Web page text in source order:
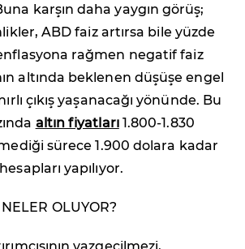
karşın daha yaygın görüş;
ABD faiz artırsa bile yüzde
rağmen negatif faiz
altında beklenen düşüşe engel
çıkış yaşanacağı yönünde. Bu
altın fiyatları1.800-1.830
sürece 1.900 dolara kadar
yapılıyor.
OLUYOR?
vazgeçilmezi,